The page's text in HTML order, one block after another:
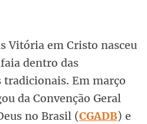
Vitória em Cristo nasceu
dentro das
tradicionais. Em março
da Convenção Geral
no Brasil (CGADB) e